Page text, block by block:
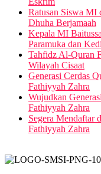
Ratusan Siswa MI
Dhuha Berjamaah
Kepala MI
Paramuka dan
Tahfidz Al-Quran
Wilayah Cisaat
Generasi Cerdas
Fathiyyah Zahra
Wujudkan
Fathiyyah Zahra
Segera Mendaftar
Fathiyyah Zahra